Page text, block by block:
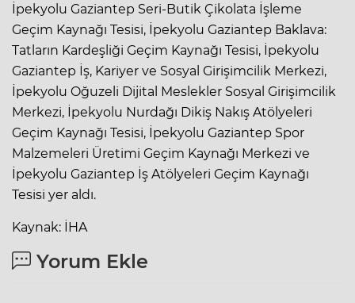
İpekyolu Gaziantep Seri-Butik Çikolata İşleme
Geçim Kaynağı Tesisi, İpekyolu Gaziantep Baklava:
Tatların Kardeşliği Geçim Kaynağı Tesisi, İpekyolu
Gaziantep İş, Kariyer ve Sosyal Girişimcilik Merkezi,
İpekyolu Oğuzeli Dijital Meslekler Sosyal Girişimcilik
Merkezi, İpekyolu Nurdağı Dikiş Nakış Atölyeleri
Geçim Kaynağı Tesisi, İpekyolu Gaziantep Spor
Malzemeleri Üretimi Geçim Kaynağı Merkezi ve
İpekyolu Gaziantep İş Atölyeleri Geçim Kaynağı
Tesisi yer aldı.
Kaynak: İHA
Yorum Ekle